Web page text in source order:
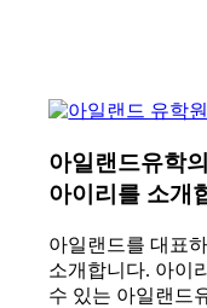
아일랜드유학
아이리를 소개
아일랜드를 대표
소개합니다. 아이
수 있는 아일랜드